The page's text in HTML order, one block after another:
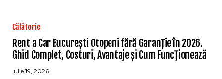
Călătorie
Rent a Car București Otopeni fără Garanție în 2026.
Ghid Complet, Costuri, Avantaje și Cum Funcționează
iulie 19, 2026